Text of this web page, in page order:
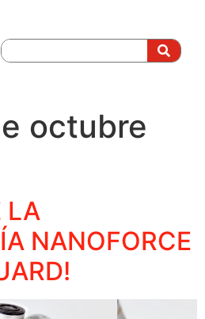
octubre
LA
NANOFORCE